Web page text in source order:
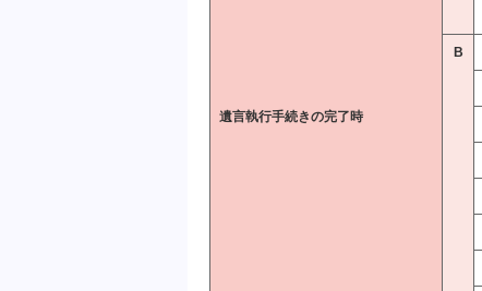
遺言執行手続きの完了時
B